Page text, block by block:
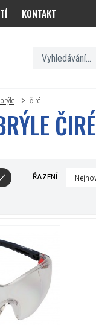
čiré
ČIRÉ
ŘAZENÍ
KONTAKT